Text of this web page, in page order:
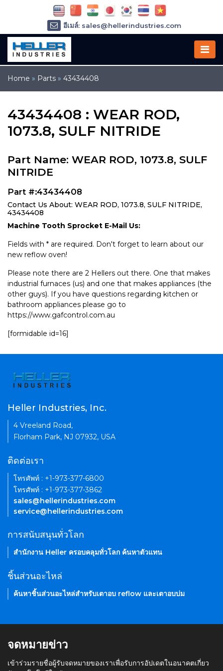
Home » Parts » 43434408
43434408 : WEAR ROD,
1073.8, SULF NITRIDE
Part Name: WEAR ROD, 1073.8, SULF
NITRIDE
Part #:43434408
Contact Us About: WEAR ROD, 1073.8, SULF NITRIDE,
43434408
Machine Tooth Sprocket E-Mail Us:
Fields with * are required. Don't forget to learn about our
new reflow oven!
Please note there are 2 Hellers out there. One that makes
industrial furnaces (us) and one that makes appliances (the
other guys). If you have questions regarding kitchen or
bathroom appliances please go to
https://www.gafcontrol.com.au
[formidable id=16]
อีเมล์: sales@hellerindustries.com
อีเมล์: service@hellerindustries.com
โทรศัพท์ :
Heller Industries, Inc.
4 Vreeland Road,
Florham Park, NJ 07932, USA
ติดต่อเรา
โทรศัพท์ : +1-973-377-6800
โทรศัพท์ : +1-973-377-3862
sales@hellerindustries.com
service@hellerindustries.com
การสนับสนุนทั่วโลก
สำนักงาน Heller ครอบคลุมทั่วโลก ค้นหาตัวแทน
ชิ้นส่วนอะไหล่
ค้นหาชิ้นส่วนอะไหล่สำหรับเตาอบ reflow และเตาอบบ่ม
จดหมายข่าว
เข้าร่วมรายชื่อผู้รับจดหมายของเราเพื่อรับการอัปเดตในอนาคตเกี่ยว